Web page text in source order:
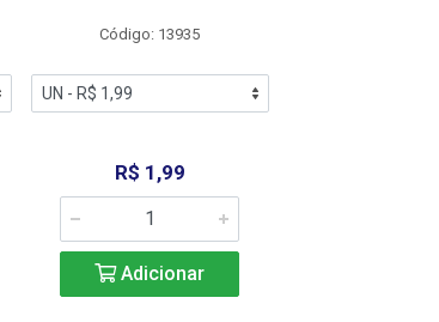
Código: 13935
R$ 1,99
Adicionar